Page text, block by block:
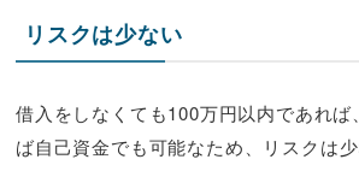
リスクは少ない
借入をしなくても100万円以内であれ
ば自己資金でも可能なため、リスクは少